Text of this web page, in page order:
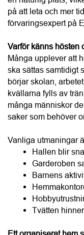
ska sättas samtidigt
börjar skolan,
kvällarna fylls av
många människor
saker som behöver
Vanliga utmaningar
Hallen blir
Garderoben
Barnens
Tvätten
Ett organiserat hem
När vi vet var saker
I stället för att leta
laddaren kan
perfektion. Det
för just din familj.